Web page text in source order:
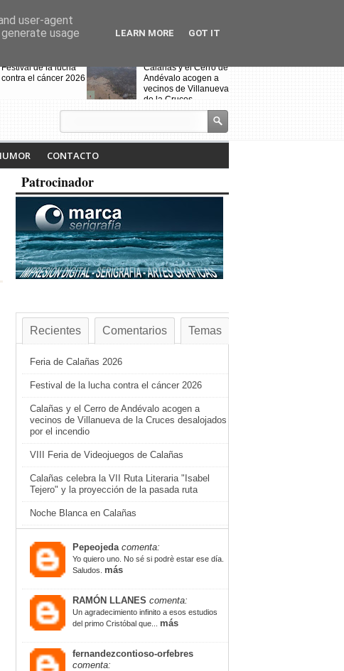
Festival de la lucha
contra el cáncer 2026
Calañas y el Cerro de
Andévalo acogen a
vecinos de Villanueva
de la Cruces
desalojados por el
Calañas celebra la VII
Tejero" y la
proyección de la
pasada ruta
Noche Blanca en
escuela de baile
CONTACTO
Patrocinador
Recientes Comentarios Temas
Feria de Calañas 2026
Festival de la lucha contra el cáncer 2026
Calañas y el Cerro de Andévalo acogen a
vecinos de Villanueva de la Cruces desalojados
por el incendio
VIII Feria de Videojuegos de Calañas
Calañas celebra la VII Ruta Literaria "Isabel
Tejero" y la proyección de la pasada ruta
Noche Blanca en Calañas
Pepeojeda comenta:
Yo quiero uno. No sé si podrè estar ese día.
Saludos. más
RAMÓN LLANES comenta:
Un agradecimiento infinito a esos estudios
del primo Cristóbal que... más
fernandezcontioso-orfebres
comenta:
user-agent
usage
LEARN MORE GOT IT